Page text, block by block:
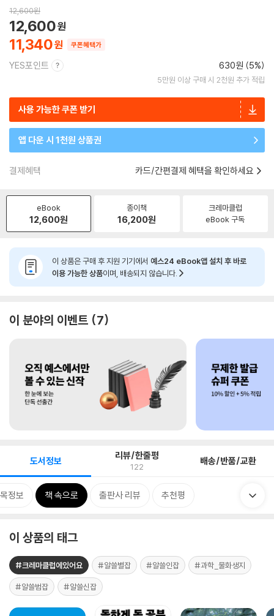
12,600원
11,340
12,600
쿠폰혜택가
YES포인트 630원 (5%)
5만원 이상 구매 시 2천원 추가 적립
사용 가능한 쿠폰 받기
앱 다운 시 1천원 상품권
결제혜택 카드/간편결제 혜택을 확인하세요
eBook
12,600원
종이책
16,200원
크레마클럽
eBook 구독
이 상품은 구매 후 지원 기기에서 예스24 eBook앱 설치 후 바로
이용 가능한 상품이며, 배송되지 않습니다.
이 분야의 이벤트 7
도서정보 리뷰/한줄평
122 배송/반품/교환
정보 책 속으로 출판사 리뷰 추천평
이 상품의 태그
#크레마클럽에있어요 #알쓸별잡 #알쓸인잡 #과학_물화생지
#알쓸범잡 #알쓸신잡